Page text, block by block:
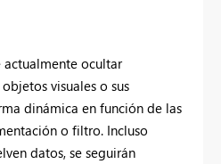
actualmente ocultar
visuales o sus
dinámica en función de las
o filtro. Incluso
datos, se seguirán